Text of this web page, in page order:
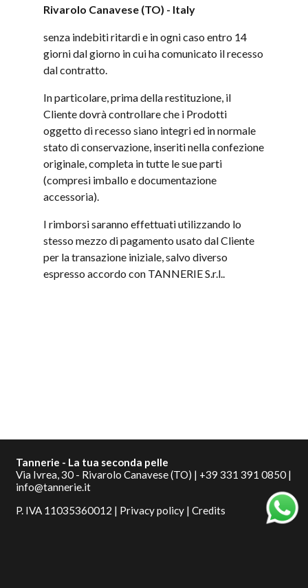
Rivarolo Canavese (TO) - Italy
senza indebiti ritardi e in ogni caso entro 14
giorni dal giorno in cui ha comunicato il recesso
dal contratto.
In particolare, prima della restituzione, il
Cliente dovrà controllare che i Prodotti
oggetto di recesso siano integri ed in normale
stato di conservazione, inseriti nella confezione
originale, completa in tutte le sue parti
(compresi imballo e documentazione
accessoria).
I rimborsi saranno effettuati utilizzando lo
stesso mezzo di pagamento usato dal Cliente
per la transazione iniziale, salvo diverso
espresso accordo con TANNERIE S.r.l..
Tannerie - La tua seconda pelle
Via Ivrea, 30 - Rivarolo Canavese (TO) | +39 331 391 0850 |
info@tannerie.it
P. IVA 11035360012 | Privacy policy | Credits